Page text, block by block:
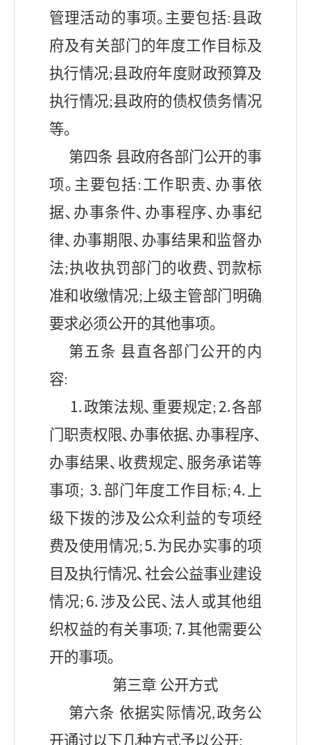
管理活动的事项｡主要包括:县政
府及有关部门的年度工作目标及
执行情况;县政府年度财政预算及
执行情况;县政府的债权债务情况
等｡
第四条 县政府各部门公开的事
项｡主要包括:工作职责､办事依
据､办事条件､办事程序､办事纪
律､办事期限､办事结果和监督办
法;执收执罚部门的收费､罚款标
准和收缴情况;上级主管部门明确
要求必须公开的其他事项｡
第五条 县直各部门公开的内
容:
⒈政策法规､重要规定;⒉各部
门职责权限､办事依据､办事程序､
办事结果､收费规定､服务承诺等
事项; ⒊部门年度工作目标;⒋上
级下拨的涉及公众利益的专项经
费及使用情况;⒌为民办实事的项
目及执行情况､社会公益事业建设
情况;⒍涉及公民､法人或其他组
织权益的有关事项;⒎其他需要公
开的事项｡
第三章 公开方式
第六条 依据实际情况,政务公
开通过以下几种方式予以公开: